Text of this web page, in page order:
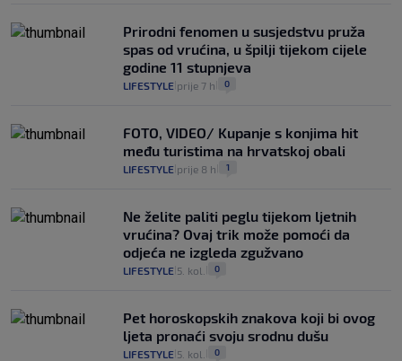
Prirodni fenomen u susjedstvu pruža
spas od vrućina, u špilji tijekom cijele
godine 11 stupnjeva
LIFESTYLE prije 7 h 0
FOTO, VIDEO/ Kupanje s konjima hit
među turistima na hrvatskoj obali
LIFESTYLE prije 8 h 1
Ne želite paliti peglu tijekom ljetnih
vrućina? Ovaj trik može pomoći da
odjeća ne izgleda zgužvano
LIFESTYLE 5. kol. 0
Pet horoskopskih znakova koji bi ovog
ljeta pronaći svoju srodnu dušu
LIFESTYLE 5. kol. 0